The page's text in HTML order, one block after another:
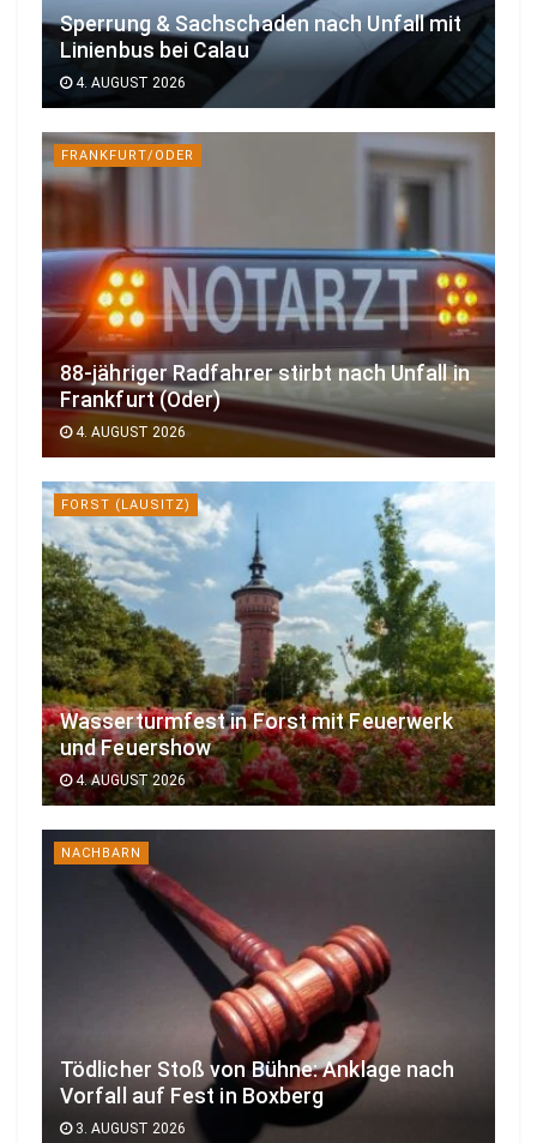
Sperrung & Sachschaden nach Unfall mit
Linienbus bei Calau
4. AUGUST 2026
FRANKFURT/ODER
88-jähriger Radfahrer stirbt nach Unfall in
Frankfurt (Oder)
4. AUGUST 2026
FORST (LAUSITZ)
Wasserturmfest in Forst mit Feuerwerk
und Feuershow
4. AUGUST 2026
NACHBARN
Tödlicher Stoß von Bühne: Anklage nach
Vorfall auf Fest in Boxberg
3. AUGUST 2026